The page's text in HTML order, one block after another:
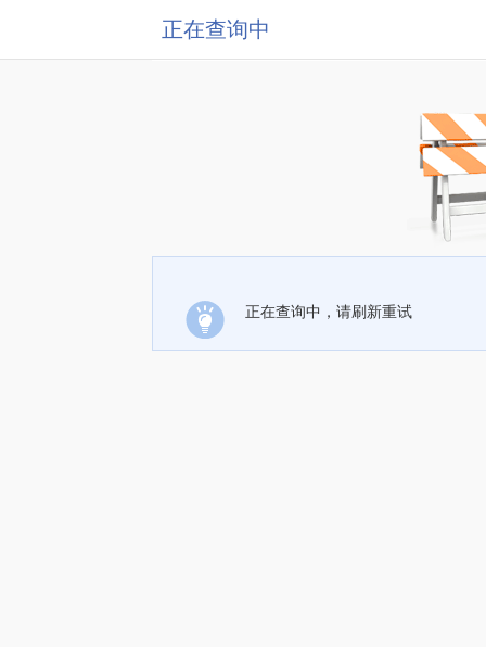
正在查询中
正在查询中，请刷新重试